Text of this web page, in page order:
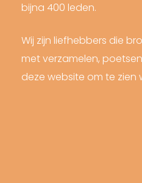
bijna 400 leden.
Wij zijn liefhebbers die
met verzamelen,
deze website om te